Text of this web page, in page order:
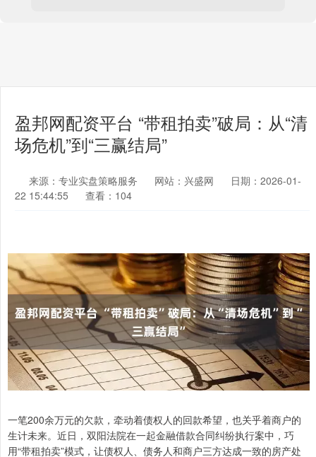
盈邦网配资平台 “带租拍卖”破局：从“清
场危机”到“三赢结局”
来源：专业实盘策略服务 网站：兴盛网
日期：2026-01-
22 15:44:55
查看：104
一笔200余万元的欠款，牵动着债权人的回款希望，也关乎着商户的
生计未来。近日，双阳法院在一起金融借款合同纠纷执行案中，巧
用“带租拍卖”模式，让债权人、债务人和商户三方达成一致的房产处